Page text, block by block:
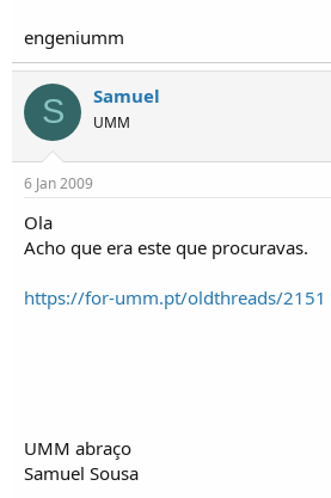
engeniumm
S Samuel
UMM
6 Jan 2009
Ola
Acho que era este que procuravas.
https://for-umm.pt/oldthreads/2151
UMM abraço
Samuel Sousa